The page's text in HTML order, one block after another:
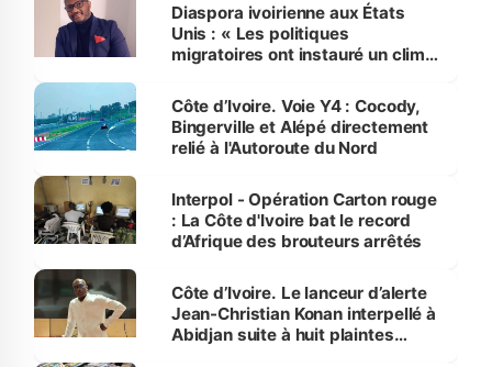
Diaspora ivoirienne aux États
Unis : « Les politiques
migratoires ont instauré un climat
(Stéphane Gogbé)
Côte d’Ivoire. Voie Y4 : Cocody,
Bingerville et Alépé directement
relié à l'Autoroute du Nord
Interpol - Opération Carton rouge
: La Côte d'Ivoire bat le record
d’Afrique des brouteurs arrêtés
Côte d’Ivoire. Le lanceur d’alerte
Jean-Christian Konan interpellé à
Abidjan suite à huit plaintes